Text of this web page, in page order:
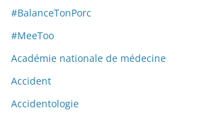
#BalanceTonPorc
#MeeToo
Académie nationale de médecine
Accident
Accidentologie